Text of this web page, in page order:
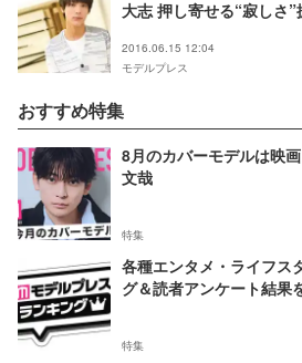
大志 押し寄せる“寂しさ
2016.06.15 12:04
モデルプレス
おすすめ特集
8月のカバーモデルは映
文哉
特集
各種エンタメ・ライフス
グ＆読者アンケート結果
特集